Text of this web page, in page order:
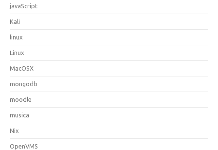
javaScript
Kali
linux
Linux
MacOSX
mongodb
moodle
musica
Nix
OpenVMS